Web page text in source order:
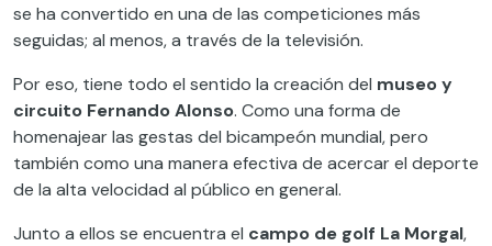
se ha convertido en una de las competiciones más
seguidas; al menos, a través de la televisión.
Por eso, tiene todo el sentido la creación del museo y
circuito Fernando Alonso. Como una forma de
homenajear las gestas del bicampeón mundial, pero
también como una manera efectiva de acercar el deporte
de la alta velocidad al público en general.
Junto a ellos se encuentra el campo de golf La Morgal,